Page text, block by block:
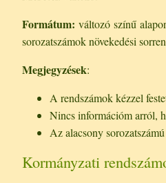
Formátum: változó színű
sorozatszámok növekedési
Megjegyzések:
A rendszámok kézzel
Nincs információm arról,
Az alacsony
Kormányzati